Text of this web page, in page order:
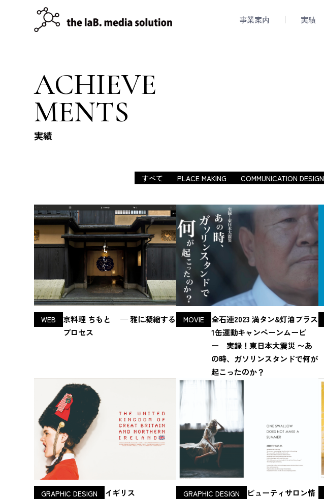
事業案内 実績
ACHIEVE
MENTS
実績
すべて PLACE MAKING COMMUNICATION DESIGN
WEB
京料理 ちもと — 雅に凝縮する
プロセス
MOVIE
全石連2023 満タン&灯油プラス
1缶運動キャンペーンムービ
ー 実録！東日本大震災 〜あ
の時、ガソリンスタンドで何が
起こったのか？
GRAPHIC DESIGN イギリス GRAPHIC DESIGN
ビューティサロン情